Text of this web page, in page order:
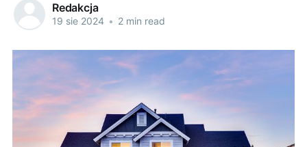
Redakcja
19 sie 2024 • 2 min read